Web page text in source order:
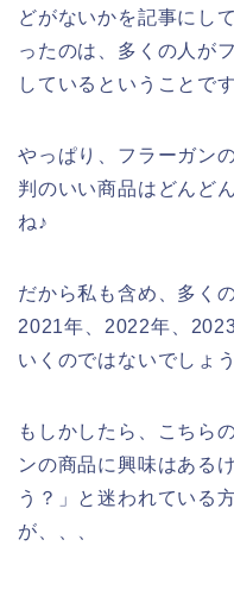
どがないかを記事にし
ったのは、多くの人が
しているということで
やっぱり、フラーガン
判のいい商品はどんど
ね♪
だから私も含め、多く
2021年、2022年、
いくのではないでしょ
もしかしたら、こちら
ンの商品に興味はある
う？」と迷われている
が、、、